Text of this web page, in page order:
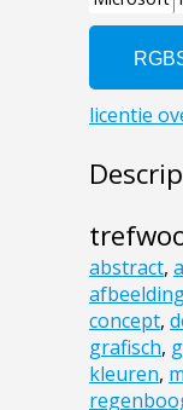
abstract,
concept,
grafisch,
kleuren,